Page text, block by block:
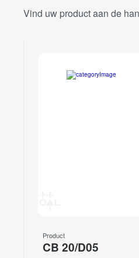
Vind uw product aan de
Product
CB 20/D05